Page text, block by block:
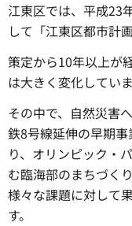
江東区では、平成23
して「江東区都市計
策定から10年以上が
は大きく変化していま
その中で、自然災害
鉄8号線延伸の早期
り、オリンピック・
む臨海部のまちづく
様々な課題に対して
す。